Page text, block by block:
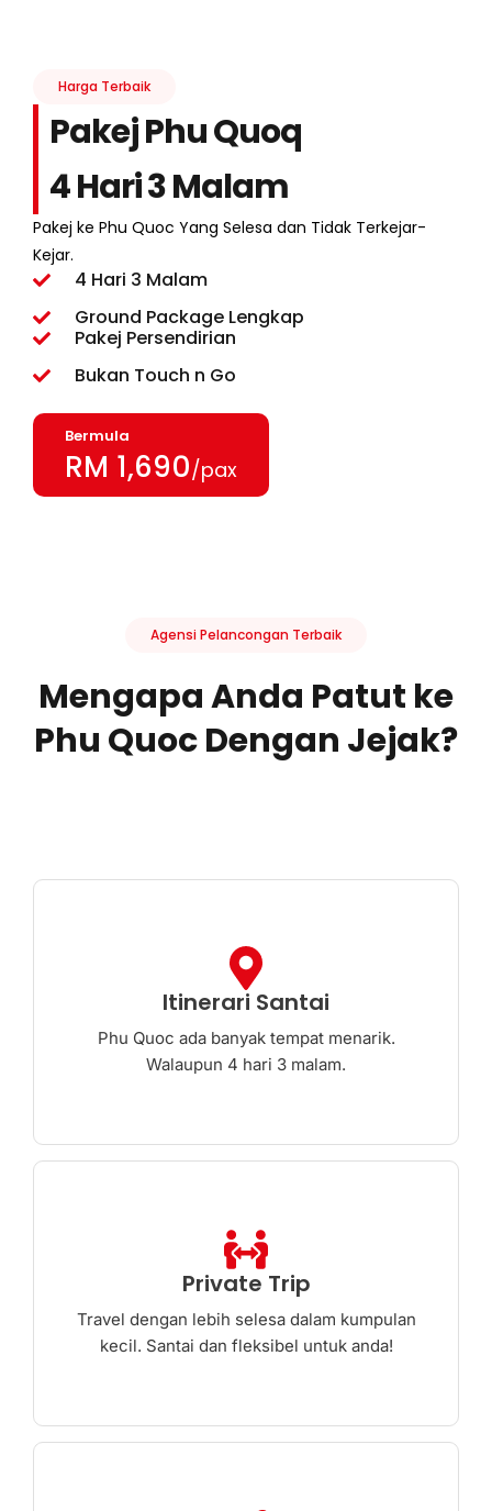
Harga Terbaik
Pakej Phu Quoq
4 Hari 3 Malam
Pakej ke Phu Quoc Yang Selesa dan Tidak Terkejar-
Kejar.
4 Hari 3 Malam
Ground Package Lengkap
Pakej Persendirian
Bukan Touch n Go
Bermula
RM 1,690/pax
Agensi Pelancongan Terbaik
Mengapa Anda Patut ke
Phu Quoc Dengan Jejak?
Itinerari Santai
Phu Quoc ada banyak tempat menarik.
Walaupun 4 hari 3 malam.
Private Trip
Travel dengan lebih selesa dalam kumpulan
kecil. Santai dan fleksibel untuk anda!